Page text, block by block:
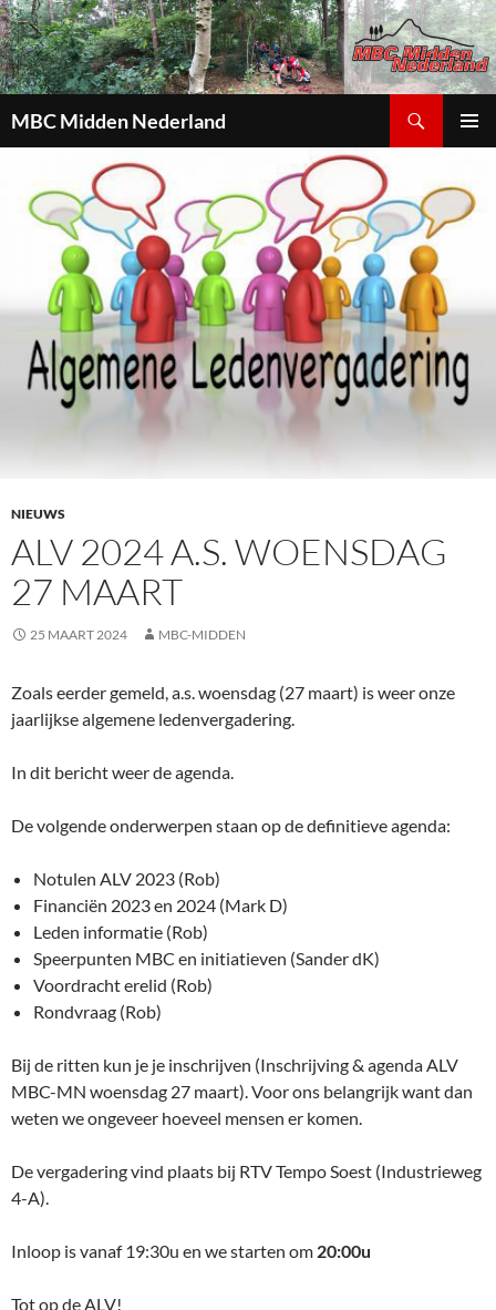
MBC Midden Nederland
INHOUD
NIEUWS
ALV 2024 A.S. WOENSDAG
27 MAART
25 MAART 2024 MBC-MIDDEN
Zoals eerder gemeld, a.s. woensdag (27 maart) is weer onze
jaarlijkse algemene ledenvergadering.
In dit bericht weer de agenda.
De volgende onderwerpen staan op de definitieve agenda:
Notulen ALV 2023​ (Rob)
Financiën 2023 en 2024​ (Mark D)
Leden informatie​ (Rob)
Speerpunten MBC en initiatieven (Sander dK)​
Voordracht erelid​ (Rob)
Rondvraag​ (Rob)
Bij de ritten kun je je inschrijven (Inschrijving & agenda ALV
MBC-MN woensdag 27 maart). Voor ons belangrijk want dan
weten we ongeveer hoeveel mensen er komen.
De vergadering vind plaats bij RTV Tempo Soest (Industrieweg
4-A).
Inloop is vanaf 19:30u en we starten om 20:00u
Tot op de ALV!